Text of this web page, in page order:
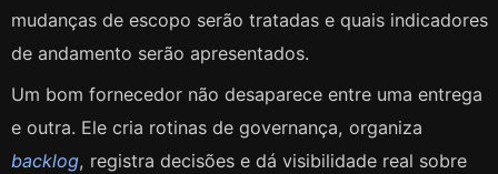
mudanças de escopo serão tratadas e quais indicadores
de andamento serão apresentados.
Um bom fornecedor não desaparece entre uma entrega
e outra. Ele cria rotinas de governança, organiza
backlog, registra decisões e dá visibilidade real sobre